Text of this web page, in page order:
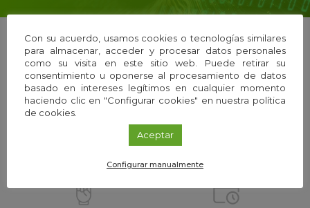
La Fundación Equipo
Con su acuerdo, usamos cookies o tecnologías similares
para almacenar, acceder y procesar datos personales
como su visita en este sitio web. Puede retirar su
consentimiento u oponerse al procesamiento de datos
basado en intereses legítimos en cualquier momento
haciendo clic en "Configurar cookies" en nuestra política
de cookies.
Aceptar
Configurar manualmente